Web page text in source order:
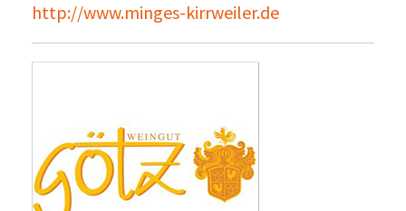
http://www.minges-kirrweiler.de